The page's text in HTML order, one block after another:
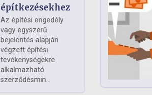
építkezésekhez
Az építési engedély
vagy egyszerű
bejelentés alapján
végzett építési
tevékenységekre
alkalmazható
szerződésmin...